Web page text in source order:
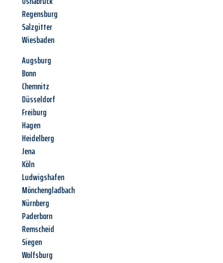
Regensburg
Salzgitter
Wiesbaden
Augsburg
Bonn
Chemnitz
Düsseldorf
Freiburg
Hagen
Heidelberg
Jena
Köln
Ludwigshafen
Mönchengladbach
Nürnberg
Paderborn
Remscheid
Siegen
Wolfsburg